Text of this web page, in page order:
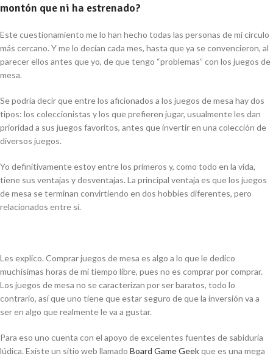
montón que ni ha estrenado?
Este cuestionamiento me lo han hecho todas las personas de mi círculo
más cercano. Y me lo decían cada mes, hasta que ya se convencieron, al
parecer ellos antes que yo, de que tengo “problemas” con los juegos de
mesa.
Se podría decir que entre los aficionados a los juegos de mesa hay dos
tipos: los coleccionistas y los que prefieren jugar, usualmente les dan
prioridad a sus juegos favoritos, antes que invertir en una colección de
diversos juegos.
Yo definitivamente estoy entre los primeros y, como todo en la vida,
tiene sus ventajas y desventajas. La principal ventaja es que los juegos
de mesa se terminan convirtiendo en dos hobbies diferentes, pero
relacionados entre sí.
Les explico. Comprar juegos de mesa es algo a lo que le dedico
muchísimas horas de mi tiempo libre, pues no es comprar por comprar.
Los juegos de mesa no se caracterizan por ser baratos, todo lo
contrario, así que uno tiene que estar seguro de que la inversión va a
ser en algo que realmente le va a gustar.
Para eso uno cuenta con el apoyo de excelentes fuentes de sabiduría
lúdica. Existe un sitio web llamado Board Game Geekque es una mega